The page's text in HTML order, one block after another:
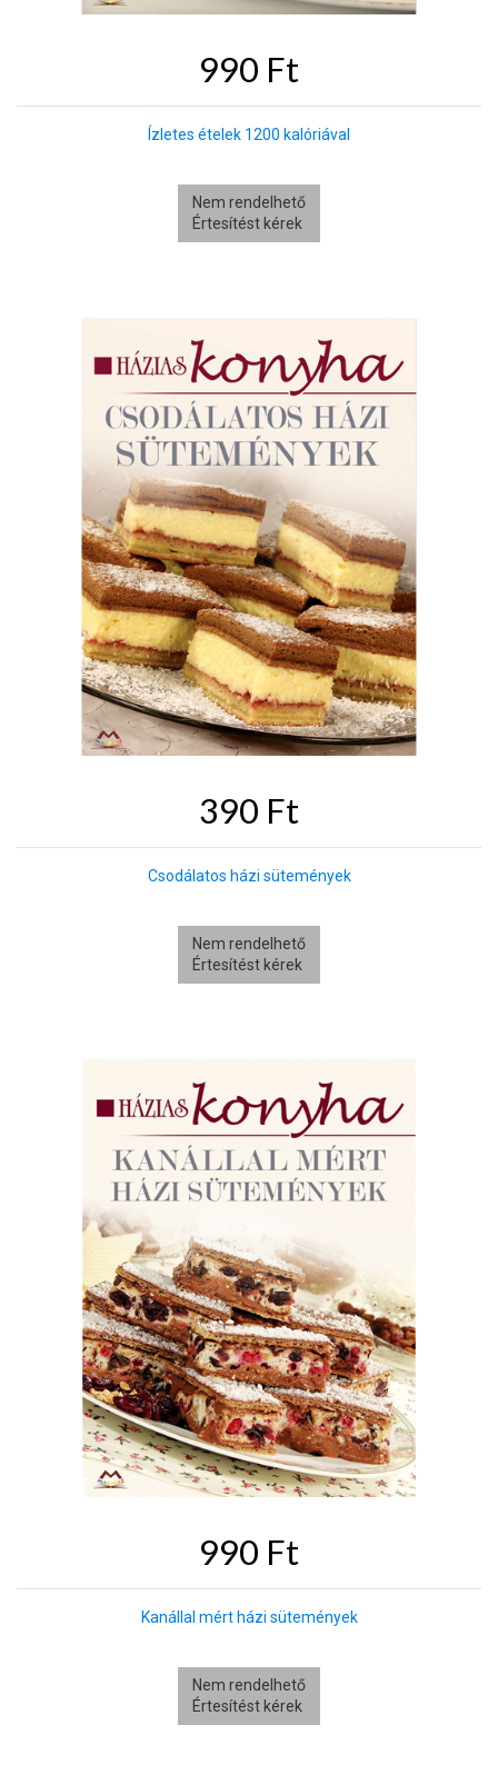
990 Ft
Ízletes ételek 1200 kalóriával
Nem rendelhető
Értesítést kérek
390 Ft
Csodálatos házi sütemények
Nem rendelhető
Értesítést kérek
990 Ft
Kanállal mért házi sütemények
Nem rendelhető
Értesítést kérek